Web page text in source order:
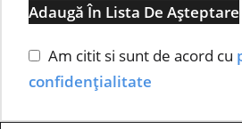
Adaugă În Lista De Așteptare
Am citit si sunt de acord cu
confidențialitate